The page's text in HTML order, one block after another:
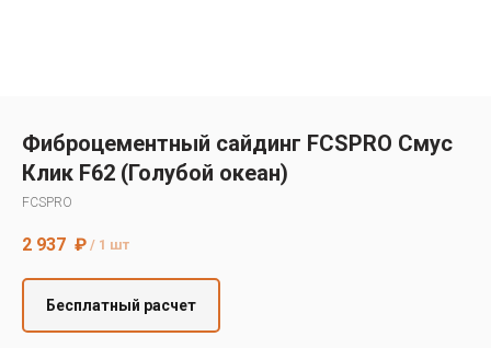
Cedral
Фиброцементный сайдинг FCSPRO Смус
Клик F62 (Голубой океан)
FCSPRO
2 937 ₽ / 1 шт
Бесплатный расчет